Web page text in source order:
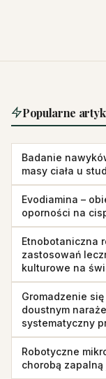
Popularne
Badanie
masy ciała u
Evodiamina –
oporności na
Etnobotaniczna
zastosowań
kulturowe na
Gromadzenie
doustnym
systematyczny
Robotyczne
chorobą zapalną